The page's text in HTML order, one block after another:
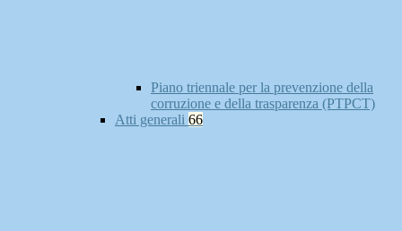
Piano triennale per la prevenzione della
corruzione e della trasparenza (PTPCT)
Atti generali 66